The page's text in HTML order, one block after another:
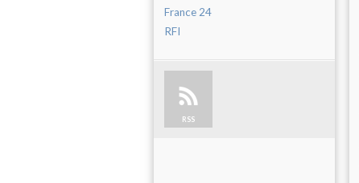
France 24
RFI
RSS